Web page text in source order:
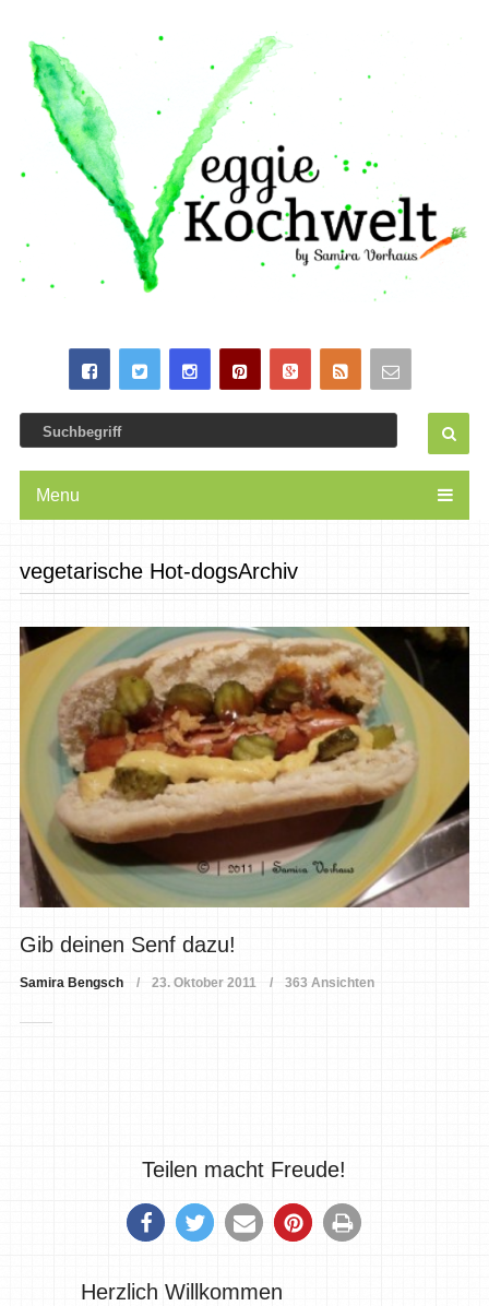
Menu
vegetarische Hot-dogsArchiv
Gib deinen Senf dazu!
Samira Bengsch 23. Oktober 2011 363 Ansichten
Teilen macht Freude!
Herzlich Willkommen